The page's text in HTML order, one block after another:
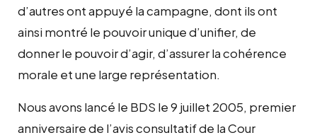
d’autres ont appuyé la campagne, dont ils ont
ainsi montré le pouvoir unique d’unifier, de
donner le pouvoir d’agir, d’assurer la cohérence
morale et une large représentation.
Nous avons lancé le BDS le 9 juillet 2005, premier
anniversaire de l’avis consultatif de la Cour